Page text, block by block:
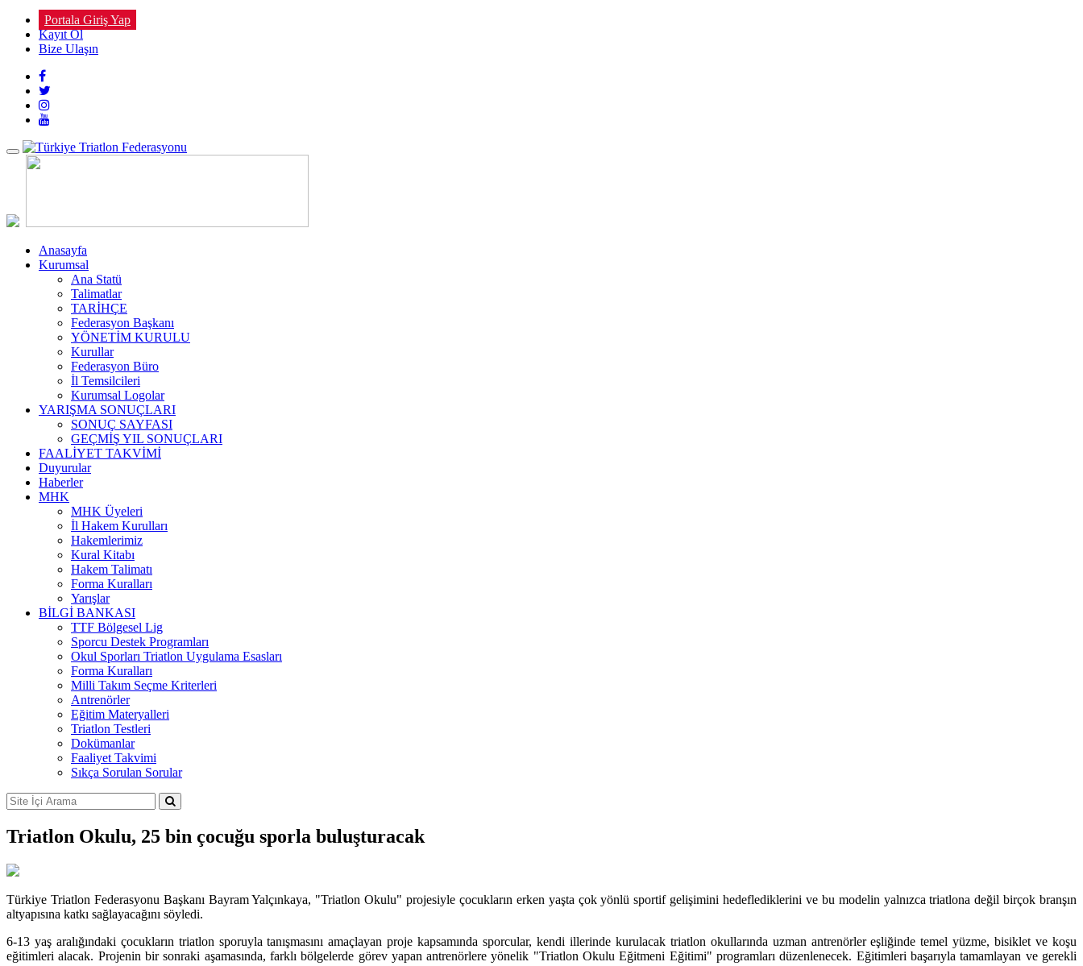
Portala Giriş Yap
Kayıt Ol
Bize Ulaşın
Toggle
navigation
Anasayfa
Kurumsal
Ana Statü
Talimatlar
TARİHÇE
Federasyon Başkanı
YÖNETİM KURULU
Kurullar
Federasyon Büro
İl Temsilcileri
Kurumsal Logolar
YARIŞMA SONUÇLARI
SONUÇ SAYFASI
GEÇMİŞ YIL SONUÇLARI
FAALİYET TAKVİMİ
Duyurular
Haberler
MHK
MHK Üyeleri
İl Hakem Kurulları
Hakemlerimiz
Kural Kitabı
Hakem Talimatı
Forma Kuralları
Yarışlar
BİLGİ BANKASI
TTF Bölgesel Lig
Sporcu Destek Programları
Okul Sporları Triatlon Uygulama Esasları
Forma Kuralları
Milli Takım Seçme Kriterleri
Antrenörler
Eğitim Materyalleri
Triatlon Testleri
Dokümanlar
Faaliyet Takvimi
Sıkça Sorulan Sorular
Triatlon Okulu, 25 bin çocuğu sporla buluşturacak
Türkiye Triatlon Federasyonu Başkanı Bayram Yalçınkaya, "Triatlon Okulu" projesiyle çocukların erken yaşta çok yönlü sportif gelişimini hedeflediklerini ve bu modelin yalnızca triatlona değil birçok branşın
altyapısına katkı sağlayacağını söyledi.
6-13 yaş aralığındaki çocukların triatlon sporuyla tanışmasını amaçlayan proje kapsamında sporcular, kendi illerinde kurulacak triatlon okullarında uzman antrenörler eşliğinde temel yüzme, bisiklet ve koşu
eğitimleri alacak. Projenin bir sonraki aşamasında, farklı bölgelerde görev yapan antrenörlere yönelik "Triatlon Okulu Eğitmeni Eğitimi" programları düzenlenecek. Eğitimleri başarıyla tamamlayan ve gerekli